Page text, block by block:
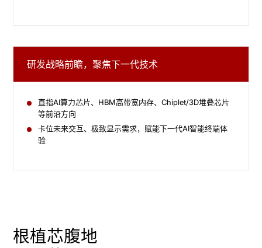
研发战略前瞻，聚焦下一代技术
直指AI算力芯片、HBM高带宽内存、Chiplet/3D堆叠芯片
等前沿方向
卡位未来交互、极致显示需求，赋能下一代AI智能终端体
验
根植芯腹地